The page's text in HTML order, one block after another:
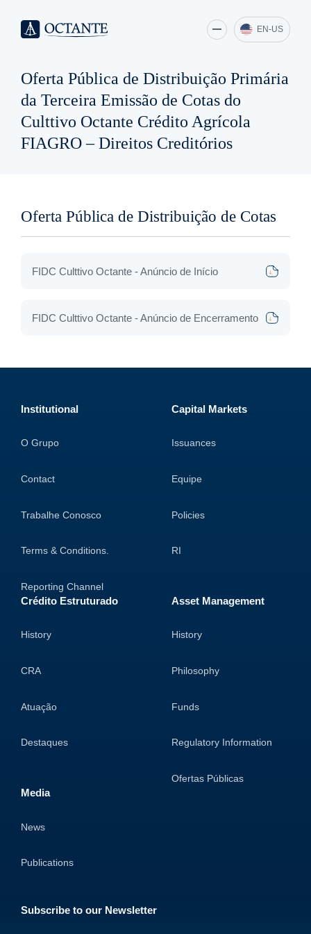
EN-US
Oferta Pública de Distribuição Primária
da Terceira Emissão de Cotas do
Culttivo Octante Crédito Agrícola
FIAGRO – Direitos Creditórios
Oferta Pública de Distribuição de Cotas
FIDC Culttivo Octante - Anúncio de Início
FIDC Culttivo Octante - Anúncio de Encerramento
Institutional
O Grupo
Contact
Trabalhe Conosco
Terms & Conditions.
Reporting Channel
Capital Markets
Issuances
Equipe
Policies
RI
Crédito Estruturado
History
CRA
Atuação
Destaques
Asset Management
History
Philosophy
Funds
Regulatory Information
Ofertas Públicas
Media
News
Publications
Subscribe to our Newsletter